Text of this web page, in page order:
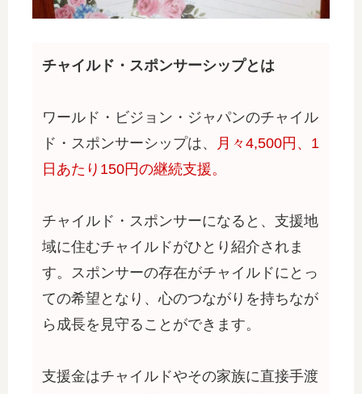
チャイルド・スポンサーシップとは
ワールド・ビジョン・ジャパンのチャイル
ド・スポンサーシップは、
月々4,500円、1
日あたり150円の継続支援。
チャイルド・スポンサーになると、支援地
域に住むチャイルドがひとり紹介されま
す。スポンサーの存在がチャイルドにとっ
ての希望となり、心のつながりを持ちなが
ら成長を見守ることができます。
支援金はチャイルドやその家族に直接手渡